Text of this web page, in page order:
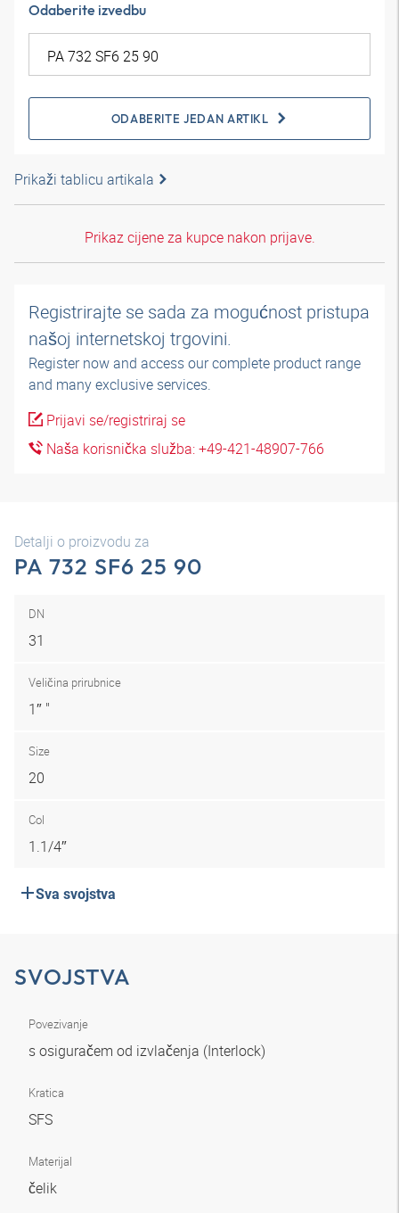
Odaberite izvedbu
ODABERITE JEDAN ARTIKL
Prikaži tablicu artikala
Prikaz cijene za kupce nakon prijave.
Registrirajte se sada za mogućnost pristupa
našoj internetskoj trgovini.
Register now and access our complete product range
and many exclusive services.
Prijavi se/registriraj se
Naša korisnička služba: +49-421-48907-766
Detalji o proizvodu za
PA 732 SF6 25 90
DN
31
Veličina prirubnice
1″ "
Size
20
Col
1.1/4″
Sva svojstva
SVOJSTVA
Povezivanje
s osiguračem od izvlačenja (Interlock)
Kratica
SFS
Materijal
čelik